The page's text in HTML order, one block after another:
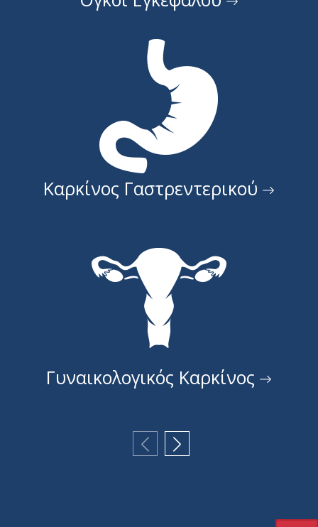
Καρκίνος Γαστρεντερικού
Γυναικολογικός Καρκίνος